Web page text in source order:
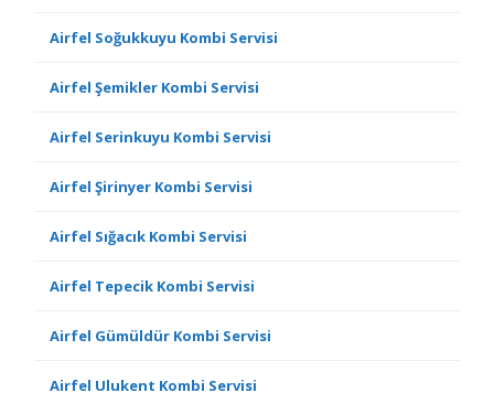
Airfel Soğukkuyu Kombi Servisi
Airfel Şemikler Kombi Servisi
Airfel Serinkuyu Kombi Servisi
Airfel Şirinyer Kombi Servisi
Airfel Sığacık Kombi Servisi
Airfel Tepecik Kombi Servisi
Airfel Gümüldür Kombi Servisi
Airfel Ulukent Kombi Servisi